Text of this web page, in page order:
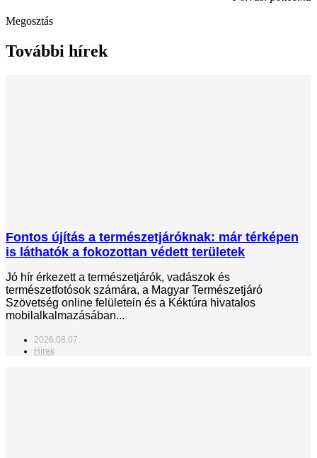
Megosztás
További hírek
Fontos újítás a természetjáróknak: már térképen
is láthatók a fokozottan védett területek
Jó hír érkezett a természetjárók, vadászok és
természetfotósok számára, a Magyar Természetjáró
Szövetség online felületein és a Kéktúra hivatalos
mobilalkalmazásában...
2026.08.07.
Hírek